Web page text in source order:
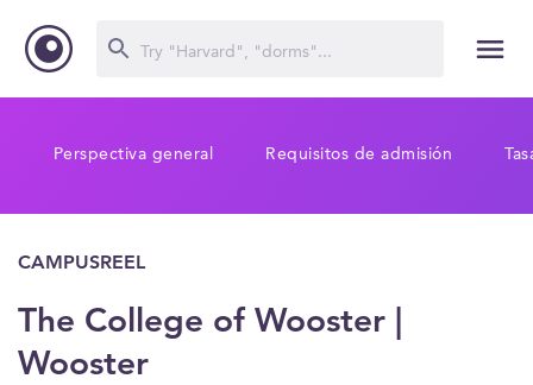
Perspectiva general Requisitos de admisión
CAMPUSREEL
The College of Wooster |
Wooster